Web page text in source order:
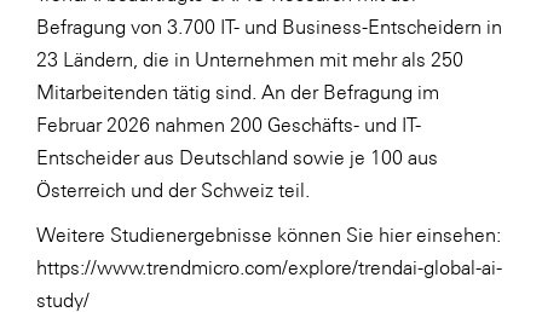
Befragung von 3.700 IT- und Business-Entscheidern in
23 Ländern, die in Unternehmen mit mehr als 250
Mitarbeitenden tätig sind. An der Befragung im
Februar 2026 nahmen 200 Geschäfts- und IT-
Entscheider aus Deutschland sowie je 100 aus
Österreich und der Schweiz teil.
Weitere Studienergebnisse können Sie hier einsehen:
https://www.trendmicro.com/explore/trendai-global-ai-
study/